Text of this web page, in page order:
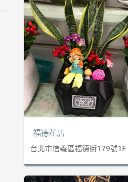
福德花店
台北市信義區福德街179號1F